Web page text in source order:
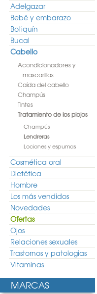
Adelgazar
Bebé y embarazo
Botiquín
Bucal
Cabello
Acondicionadores y
mascarillas
Caída del cabello
Champús
Tintes
Tratamiento de los piojos
Champús
Lendreras
Lociones y espumas
Cosmética oral
Dietética
Hombre
Los más vendidos
Novedades
Ofertas
Ojos
Relaciones sexuales
Trastornos y patologias
Vitaminas
MARCAS
Peine